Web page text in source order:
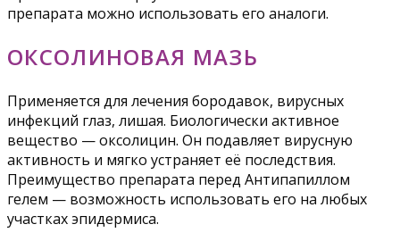
препарата можно использовать его аналоги.
ОКСОЛИНОВАЯ МАЗЬ
Применяется для лечения бородавок, вирусных
инфекций глаз, лишая. Биологически активное
вещество — оксолицин. Он подавляет вирусную
активность и мягко устраняет её последствия.
Преимущество препарата перед Антипапиллом
гелем — возможность использовать его на любых
участках эпидермиса.